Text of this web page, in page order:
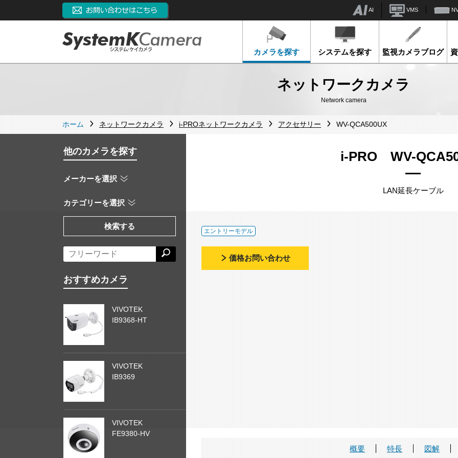
AI VMS
カメラを探す システムを探す 監視カメラブログ
ネットワークカメラ
Network camera
ホーム ネットワークカメラ i-PROネットワークカメラ アクセサリー WV-QCA500UX
i-PRO WV-
LAN延長ケーブル
エントリーモデル
価格お問い合わせ
概要 特長 図解
他のカメラを探す
メーカーを選択
カテゴリーを選択
検索する
おすすめカメラ
VIVOTEK
IB9368-HT
VIVOTEK
IB9369
VIVOTEK
FE9380-HV